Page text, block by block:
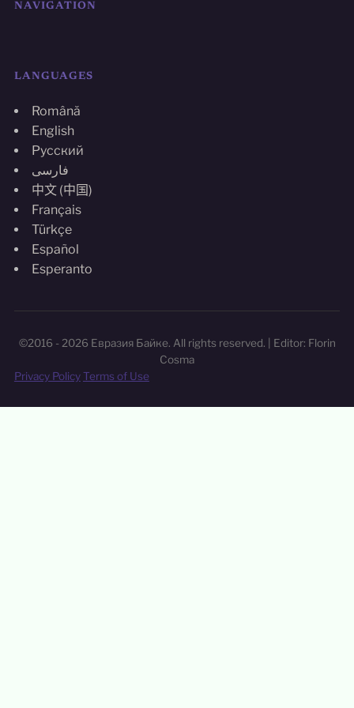
NAVIGATION
LANGUAGES
Română
English
Русский
فارسی
中文 (中国)
Français
Türkçe
Español
Esperanto
©2016 - 2026 Евразия Байке. All rights reserved. | Editor: Florin
Cosma
Privacy PolicyTerms of Use